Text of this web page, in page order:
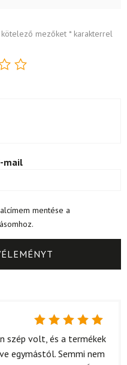
kötelező mezőket *karakterrel
mail
mentése a
Értékelés:
/ 5
szép volt, és a termékek
egymástól. Semmi nem